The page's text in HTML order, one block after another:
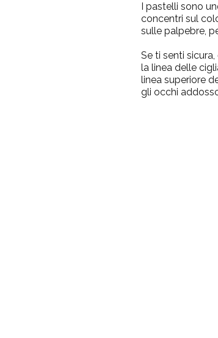
I pastelli sono
concentri sul
sulle palpebre,
Se ti senti
la linea delle
linea superiore
gli occhi